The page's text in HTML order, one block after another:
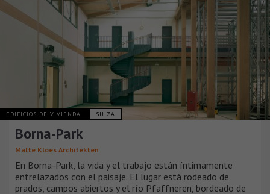
EDIFICIOS DE VIVIENDA SUIZA
Borna-Park
Malte Kloes Architekten
En Borna-Park, la vida y el trabajo están íntimamente
entrelazados con el paisaje. El lugar está rodeado de
prados, campos abiertos y el río Pfaffneren, bordeado de